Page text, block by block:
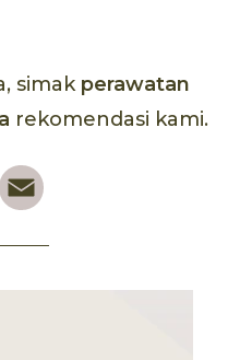
simak perawatan
rekomendasi kami.
Facebook